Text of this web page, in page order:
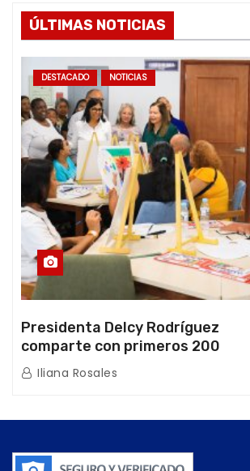
ÚLTIMAS NOTICIAS
DESTACADO NOTICIAS
Presidenta Delcy Rodríguez
comparte con primeros 200
beneficiarios de la nueva Casa de
los Abuelos “La Primavera” en
Iliana Rosales